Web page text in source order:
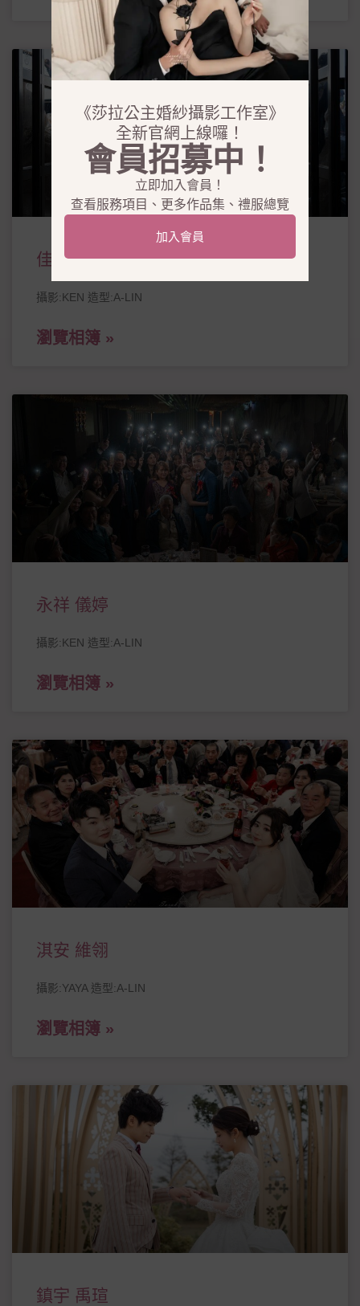
佳益 宜軒
攝影:KEN 造型:A-LIN
瀏覽相簿 »
永祥 儀婷
攝影:KEN 造型:A-LIN
瀏覽相簿 »
淇安 維翎
攝影:YAYA 造型:A-LIN
瀏覽相簿 »
鎮宇 禹瑄
《莎拉公主婚紗攝影工作室》
全新官網上線囉！
會員招募中！
立即加入會員！
查看服務項目、更多作品集、禮服總覽
加入會員